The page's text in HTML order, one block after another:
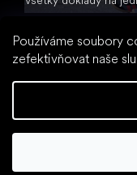
Používáme soubory
zefektivňovat naše